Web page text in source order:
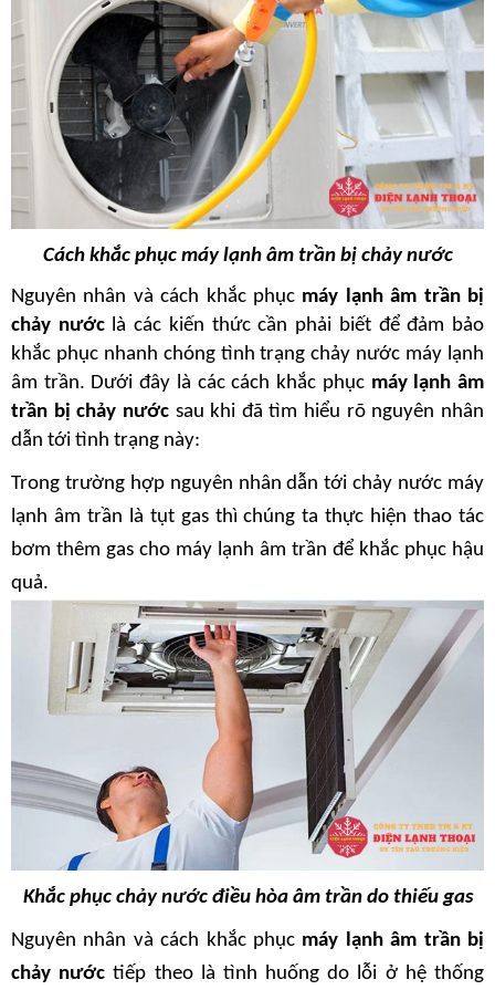
Cách khắc phục máy lạnh âm trần bị chảy nước
Nguyên nhân và cách khắc phục máy lạnh âm trần bị
chảy nước là các kiến thức cần phải biết để đảm bảo
khắc phục nhanh chóng tình trạng chảy nước máy lạnh
âm trần. Dưới đây là các cách khắc phục máy lạnh âm
trần bị chảy nước sau khi đã tìm hiểu rõ nguyên nhân
dẫn tới tình trạng này:
Trong trường hợp nguyên nhân dẫn tới chảy nước máy
lạnh âm trần là tụt gas thì chúng ta thực hiện thao tác
bơm thêm gas cho máy lạnh âm trần để khắc phục hậu
quả.
Khắc phục chảy nước điều hòa âm trần do thiếu gas
Nguyên nhân và cách khắc phục máy lạnh âm trần bị
chảy nước tiếp theo là tình huống do lỗi ở hệ thống